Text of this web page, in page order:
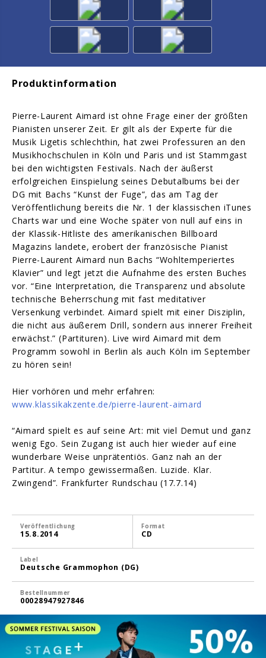
Produktinformation
Pierre-Laurent Aimard ist ohne Frage einer der größten
Pianisten unserer Zeit. Er gilt als der Experte für die
Musik Ligetis schlechthin, hat zwei Professuren an den
Musikhochschulen in Köln und Paris und ist Stammgast
bei den wichtigsten Festivals. Nach der äußerst
erfolgreichen Einspielung seines Debutalbums bei der
DG mit Bachs “Kunst der Fuge”, das am Tag der
Veröffentlichung bereits die Nr. 1 der klassischen iTunes
Charts war und eine Woche später von null auf eins in
der Klassik-Hitliste des amerikanischen Billboard
Magazins landete, erobert der französische Pianist
Pierre-Laurent Aimard nun Bachs “Wohltemperiertes
Klavier” und legt jetzt die Aufnahme des ersten Buches
vor. “Eine Interpretation, die Transparenz und absolute
technische Beherrschung mit fast meditativer
Versenkung verbindet. Aimard spielt mit einer Disziplin,
die nicht aus äußerem Drill, sondern aus innerer Freiheit
erwächst.” (Partituren). Live wird Aimard mit dem
Programm sowohl in Berlin als auch Köln im September
zu hören sein!
Hier vorhören und mehr erfahren:
www.klassikakzente.de/pierre-laurent-aimard
“Aimard spielt es auf seine Art: mit viel Demut und ganz
wenig Ego. Sein Zugang ist auch hier wieder auf eine
wunderbare Weise unprätentiös. Ganz nah an der
Partitur. A tempo gewissermaßen. Luzide. Klar.
Zwingend”. Frankfurter Rundschau (17.7.14)
Veröffentlichung
15.8.2014
Format
CD
Label
Deutsche Grammophon (DG)
Bestellnummer
00028947927846